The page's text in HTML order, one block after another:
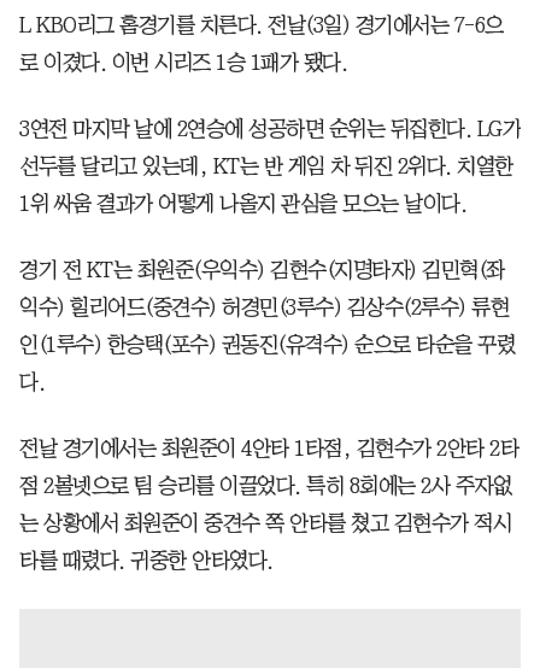
L KBO리그 홈경기를 치른다. 전날(3일) 경기에서는 7-6으
로 이겼다. 이번 시리즈 1승 1패가 됐다.
3연전 마지막 날에 2연승에 성공하면 순위는 뒤집힌다. LG가
선두를 달리고 있는데, KT는 반 게임 차 뒤진 2위다. 치열한
1위 싸움 결과가 어떻게 나올지 관심을 모으는 날이다.
경기 전 KT는 최원준(우익수) 김현수(지명타자) 김민혁(좌
익수) 힐리어드(중견수) 허경민(3루수) 김상수(2루수) 류현
인(1루수) 한승택(포수) 권동진(유격수) 순으로 타순을 꾸렸
다.
전날 경기에서는 최원준이 4안타 1타점, 김현수가 2안타 2타
점 2볼넷으로 팀 승리를 이끌었다. 특히 8회에는 2사 주자없
는 상황에서 최원준이 중견수 쪽 안타를 쳤고 김현수가 적시
타를 때렸다. 귀중한 안타였다.